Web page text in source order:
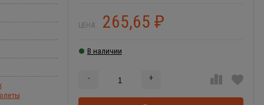
ЦЕНА: 265,65₽
В наличии
- +